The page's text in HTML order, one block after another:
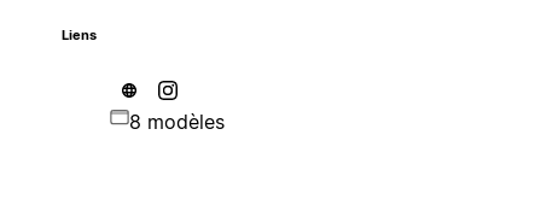
Liens
8 modèles